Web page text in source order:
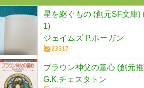
星を継ぐもの (創元SF文庫)
1)
ジェイムズ P.ホーガン
23317
ブラウン神父の童心 (創元
G.K.チェスタトン